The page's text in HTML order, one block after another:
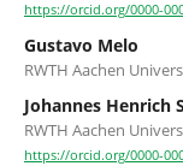
https://orcid.org/0000-
Gustavo Melo
RWTH Aachen
Johannes Henrich
RWTH Aachen
https://orcid.org/0000-